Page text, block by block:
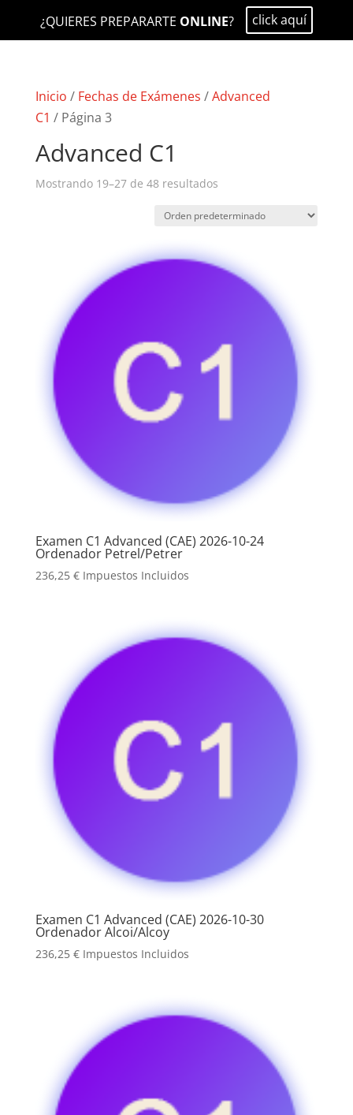
¿QUIERES PREPARARTE ONLINE? click aquí
Inicio / Fechas de Exámenes /Advanced
C1 / Página 3
Advanced C1
Mostrando 19–27 de 48 resultados
Examen C1 Advanced (CAE) 2026-10-24
Ordenador Petrel/Petrer
236,25 € Impuestos Incluidos
Examen C1 Advanced (CAE) 2026-10-30
Ordenador Alcoi/Alcoy
236,25 € Impuestos Incluidos